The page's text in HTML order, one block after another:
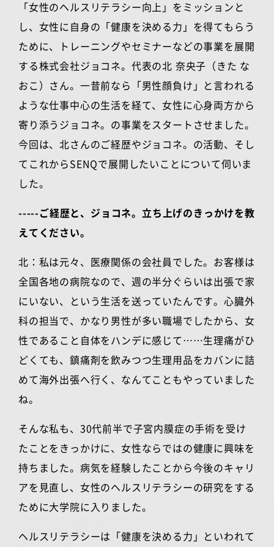
「女性のヘルスリテラシー向上」をミッションと
し、 女性に自身の「健康を決める力」を得てもらう
ために、
トレーニングやセミナーなどの事業を展開
する株式会社ジョコネ。 代表の北 奈央子（きた な
おこ）さん。一昔前なら「男性顔負け」 と言われる
ような仕事中心の生活を経て、女性に心身両方から
寄り添うジョコネ。 の事業をスタートさせました。
今回は、北さんのご経歴やジョコネ。の活動、 そし
てこれからSENQで展開したいことについて伺いま
した。
-----ご経歴と、ジョコネ。立ち上げのきっかけを教
えてください。
北：私は元々、医療関係の会社員でした。お客様は
全国各地の病院なので、週の半分ぐらいは出張で家
にいない、という生活を送っていたんです。心臓外
科の担当で、かなり男性が多い職場でしたから、女
性であること自体をハンデに感じて……生理痛がひ
どくても、鎮痛剤を飲みつつ生理用品をカバンに詰
めて海外出張へ行く、なんてこともやっていました
ね。
そんな私も、 30代前半で子宮内膜症の手術を受け
たことをきっかけに、女性ならではの健康に興味を
持ちました。病気を経験したことから今後のキャリ
アを見直し、女性のヘルスリテラシーの研究をする
ために大学院に入りました。
ヘルスリテラシーは「健康を決める力」といわれて